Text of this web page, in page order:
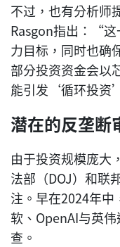
不过，也有分析师
Rasgon指出：“这
力目标，同时也确
部分投资资金会以
能引发‘循环投资
潜在的反垄断
由于投资规模庞大
法部（DOJ）和联
注。早在2024年
软、OpenAI与英
查。